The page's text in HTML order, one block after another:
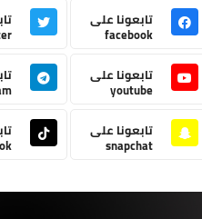
تابعونا على
facebook
تابعونا على
youtube
تابعونا على
snapchat